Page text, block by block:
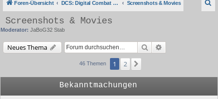
Foren-Übersicht DCS: Digital Combat Simulator Series Screenshots & Movies
Screenshots & Movies
Moderator: JaBoG32 Stab
Neues Thema Suche
46 Themen 1 2
Bekanntmachungen